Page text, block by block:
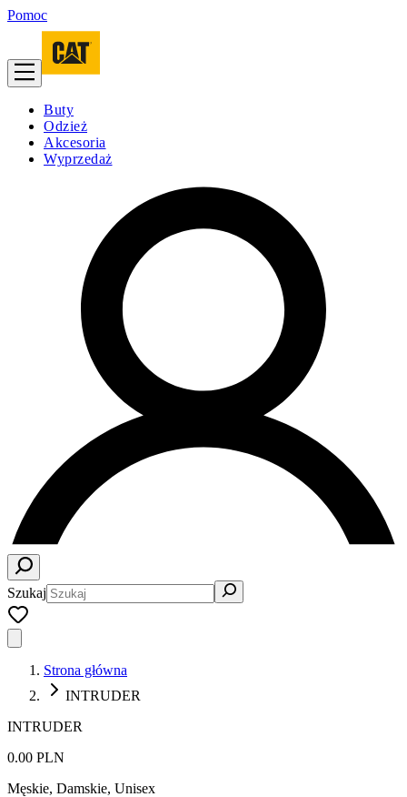
Pomoc
Buty
Odzież
Akcesoria
Wyprzedaż
Szukaj
Strona główna
INTRUDER
INTRUDER
0.00 PLN
Męskie, Damskie, Unisex